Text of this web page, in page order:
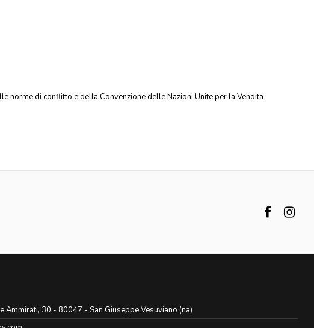
norme di conflitto e della Convenzione delle Nazioni Unite per la Vendita
Ammirati, 30 - 80047 - San Giuseppe Vesuviano (na)